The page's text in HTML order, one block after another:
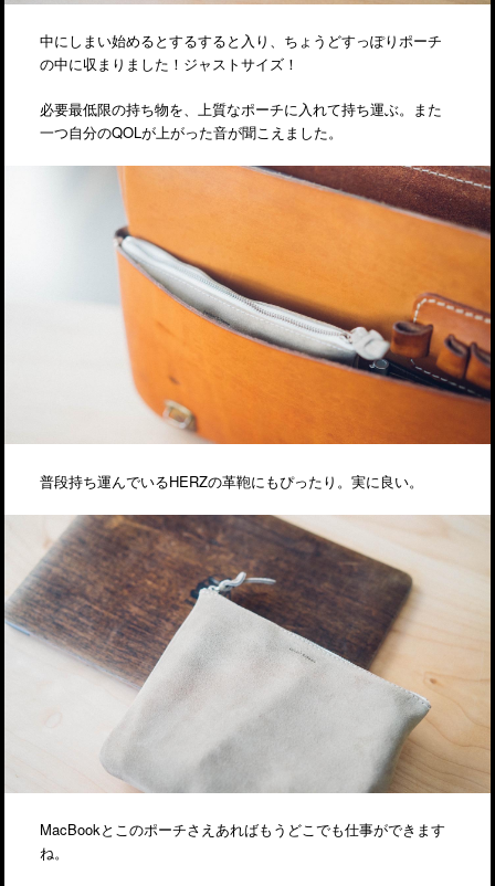
中にしまい始めるとするすると入り、ちょうどすっぽりポーチ
の中に収まりました！ジャストサイズ！
必要最低限の持ち物を、上質なポーチに入れて持ち運ぶ。また
一つ自分のQOLが上がった音が聞こえました。
普段持ち運んでいるHERZの革鞄にもぴったり。実に良い。
MacBookとこのポーチさえあればもうどこでも仕事ができます
ね。